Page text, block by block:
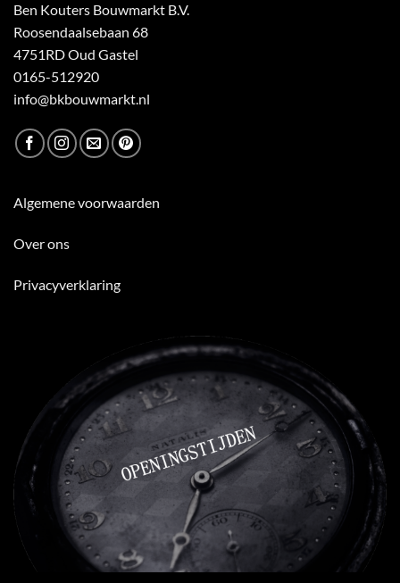
Ben Kouters Bouwmarkt B.V.
Roosendaalsebaan 68
4751RD Oud Gastel
0165-512920
info@bkbouwmarkt.nl
Algemene voorwaarden
Over ons
Privacyverklaring